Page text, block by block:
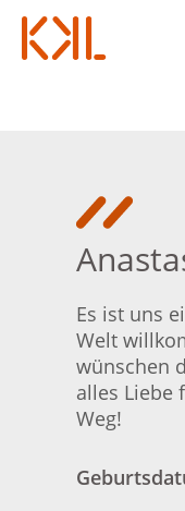
Es ist uns
Welt
wünschen
alles Liebe
Weg!